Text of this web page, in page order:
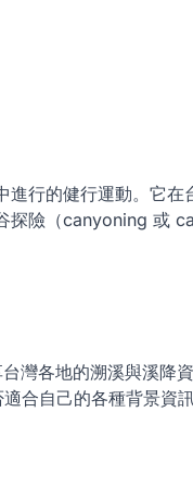
行的健行運動。它在
探險（canyoning 或
灣各地的溯溪與溪
合自己的各種背景資